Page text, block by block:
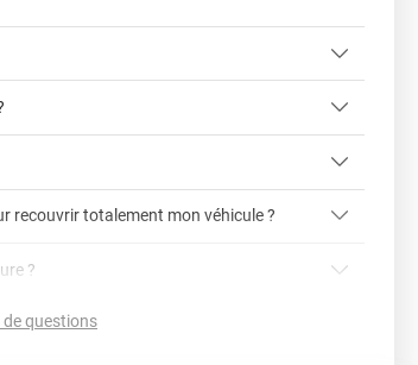
en cliquant ici
recouvrir totalement mon véhicule ?
?
questions